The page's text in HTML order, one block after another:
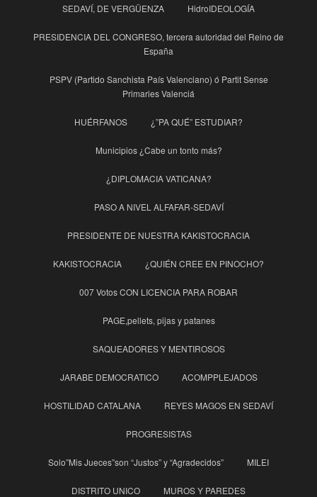
SEDAVÍ, DE VERGÜENZA HidroIDEOLOGÍA
PRESIDENCIA DEL CONGRESO, tercera autoridad del Reino de
España
PSPV (Partido Sanchista País Valenciano) ó Partit Sense
Primaries Valenciá
HUÉRFANOS ¿”PA QUÉ” ESTUDIAR?
Municipios ¿Cabe un tonto más?
¿DIPLOMACIA VATICANA?
PASO A NIVEL ALFAFAR-SEDAVÍ
PRESIDENTE DE NUESTRA KAKISTOCRACIA
KAKISTOCRACIA ¿QUIÉN CREE EN PINOCHO?
007 Votos CON LICENCIA PARA ROBAR
PAGE,pellets, pijas y patanes
SAQUEADORES Y MENTIROSOS
JARABE DEMOCRATICO ACOMPPLEJADOS
HOSTILIDAD CATALANA REYES MAGOS EN SEDAVÍ
PROGRESISTAS
Solo”Mis Jueces”son “Justos” y “Agradecidos” MILEI
DISTRITO UNICO MUROS Y PAREDES